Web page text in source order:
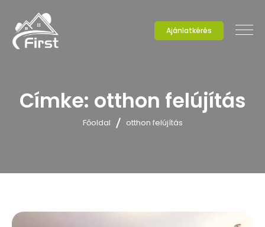
Ajánlatkérés
Címke: otthon felújítás
Főoldal otthon felújítás